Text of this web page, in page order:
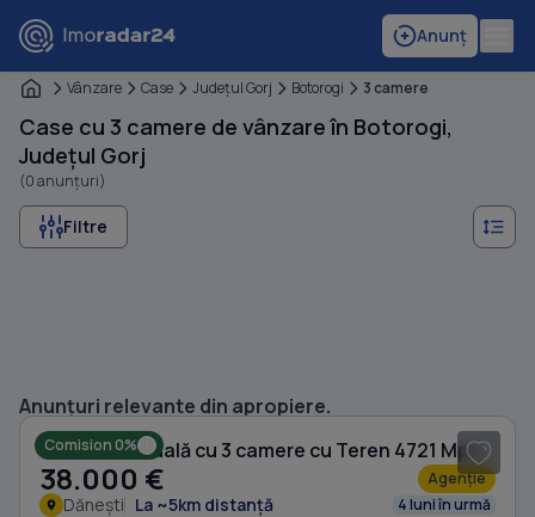
Anunț
Vânzare Case Judeţul Gorj Botorogi 3 camere
Case cu 3 camere de vânzare în Botorogi,
Județul Gorj
(0 anunțuri)
Filtre
Anunțuri relevante din apropiere.
Comision 0% Casă individuală cu 3 camere cu Teren 4721 Mp în Dănești
38.000 € Agenție
Dănești La ~5km distanță 4 luni în urmă